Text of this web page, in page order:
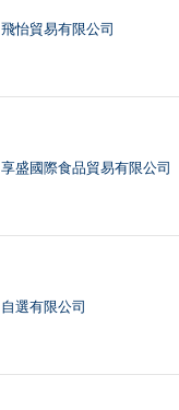
飛怡貿易有限公司
享盛國際食品貿易有限公司
自選有限公司